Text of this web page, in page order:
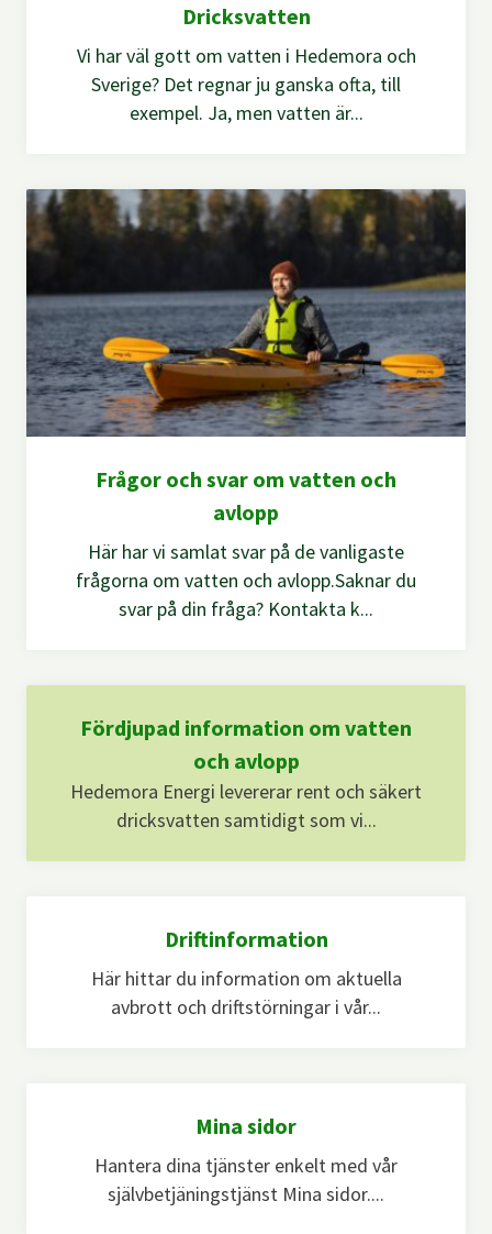
Dricksvatten
Vi har väl gott om vatten i Hedemora och
Sverige? Det regnar ju ganska ofta, till
exempel. Ja, men vatten är...
Frågor och svar om vatten och
avlopp
Här har vi samlat svar på de vanligaste
frågorna om vatten och avlopp.Saknar du
svar på din fråga? Kontakta k...
Fördjupad information om vatten
och avlopp
Hedemora Energi levererar rent och säkert
dricksvatten samtidigt som vi...
Driftinformation
Här hittar du information om aktuella
avbrott och driftstörningar i vår...
Mina sidor
Hantera dina tjänster enkelt med vår
självbetjäningstjänst Mina sidor....